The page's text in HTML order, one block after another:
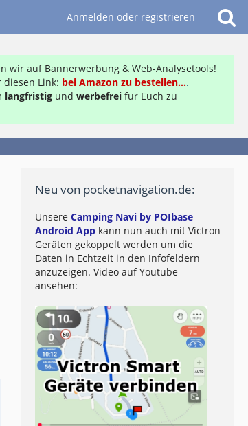
Anmelden oder registrieren
wir auf Bannerwerbung & Web-Analysetools!
Link: bei Amazon zu bestellen....
langfristig und werbefrei für Euch zu
Neu von pocketnavigation.de:
Unsere Camping Navi by POIbase
Android App kann nun auch mit Victron
Geräten gekoppelt werden um die
Daten in Echtzeit in den Infofeldern
anzuzeigen. Video auf Youtube
ansehen: